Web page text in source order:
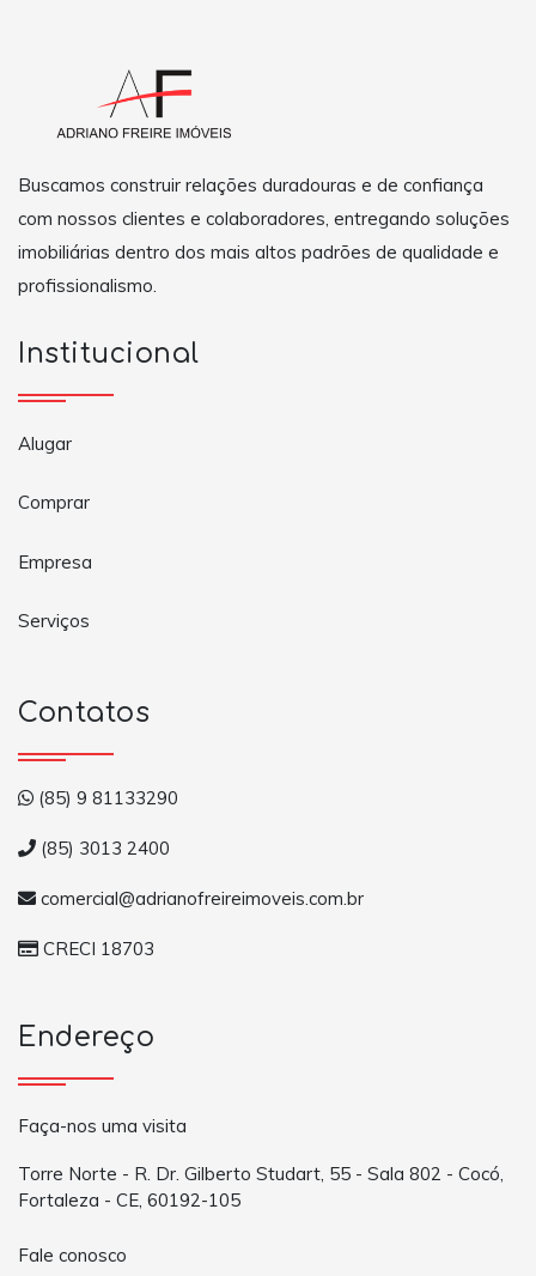
Buscamos construir relações duradouras e de confiança
com nossos clientes e colaboradores, entregando soluções
imobiliárias dentro dos mais altos padrões de qualidade e
profissionalismo.
Institucional
Alugar
Comprar
Empresa
Serviços
Contatos
(85) 9 81133290
(85) 3013 2400
comercial@adrianofreireimoveis.com.br
CRECI 18703
Endereço
Faça-nos uma visita
Torre Norte - R. Dr. Gilberto Studart, 55 - Sala 802 - Cocó,
Fortaleza - CE, 60192-105
Fale conosco